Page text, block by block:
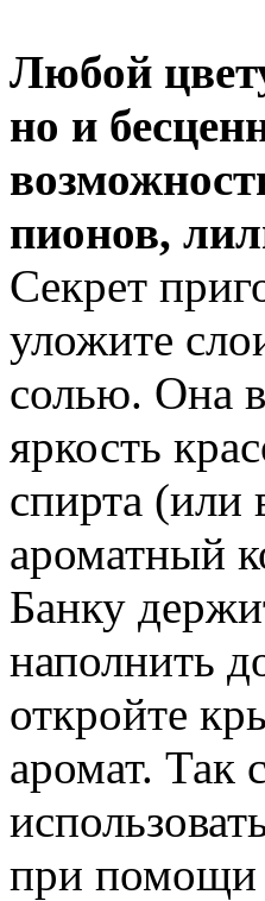
Любой
но и
пионов,
Секрет
уложите
солью. Она
яркость
спирта
ароматный
Банку
наполнить
откройте
аромат. Так
при помощи